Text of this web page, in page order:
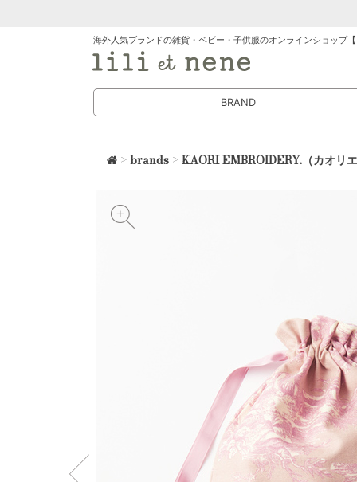
海外人気ブランドの雑貨・ベビー・子供服のオンラインショップ
BRAND
>brands >KAORI EMBROIDERY.（カオリ